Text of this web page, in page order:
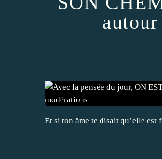
Et si ton âme te disait qu’elle